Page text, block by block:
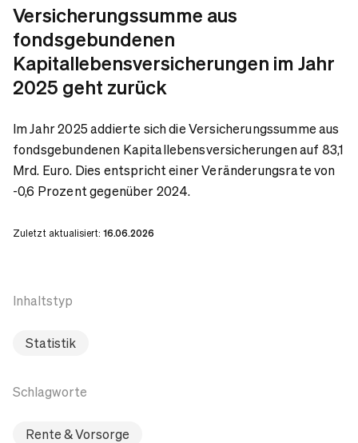
Versicherungssumme aus
fondsgebundenen
Kapitallebensversicherungen im Jahr
2025 geht zurück
Im Jahr 2025 addierte sich die Versicherungssumme aus
fondsgebundenen Kapitallebensversicherungen auf 83,1
Mrd. Euro. Dies entspricht einer Veränderungsrate von
-0,6 Prozent gegenüber 2024.
Zuletzt aktualisiert: 16.06.2026
Inhaltstyp
Statistik
Schlagworte
Rente & Vorsorge